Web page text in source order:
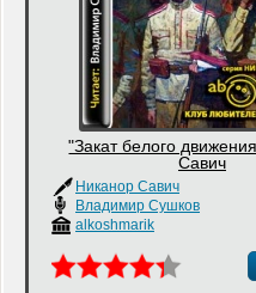
"Закат белого
Савич
Никанор Савич
Владимир Сушков
alkoshmarik